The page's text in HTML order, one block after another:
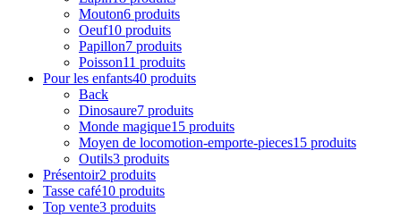
Mouton6 produits
Oeuf10 produits
Papillon7 produits
Poisson11 produits
Pour les enfants40 produits
Back
Dinosaure7 produits
Monde magique15 produits
Moyen de locomotion-emporte-pieces15 produits
Outils3 produits
Présentoir2 produits
Tasse café10 produits
Top vente3 produits